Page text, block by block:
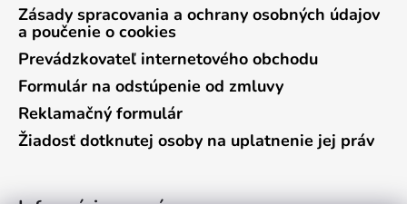
Zásady spracovania a ochrany osobných údajov
a poučenie o cookies
Prevádzkovateľ internetového obchodu
Formulár na odstúpenie od zmluvy
Reklamačný formulár
Žiadosť dotknutej osoby na uplatnenie jej práv